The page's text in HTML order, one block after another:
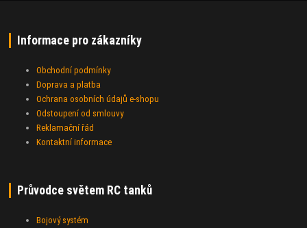
Informace pro zákazníky
Obchodní podmínky
Doprava a platba
Ochrana osobních údajů e-shopu
Odstoupení od smlouvy
Reklamační řád
Kontaktní informace
Průvodce světem RC tanků
Bojový systém